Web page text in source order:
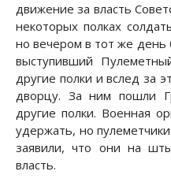
движение за власть
некоторых полках
но вечером в тот же день
выступивший
другие полки и вслед за
дворцу. За ним пошли
другие полки. Военная
удержать, но
заявили, что они на
власть.